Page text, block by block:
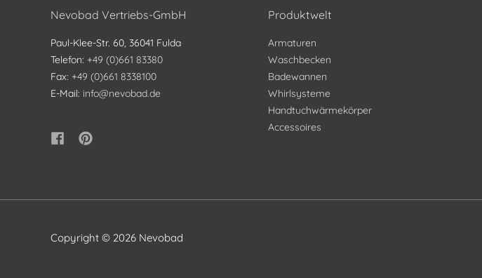
Nevobad Vertriebs-GmbH
Paul-Klee-Str. 60, 36041 Fulda
Telefon: +49 (0)661 83380
Fax: +49 (0)661 8338100
E-Mail: info@nevobad.de
Produktwelt
Armaturen
Waschbecken
Badewannen
Whirlsysteme
Handtuchwärmekörper
Accessoires
Copyright © 2026 Nevobad